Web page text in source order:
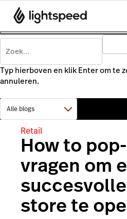
Typ hierboven en klik Enter om te
annuleren.
Retail
How to
vragen om
store te